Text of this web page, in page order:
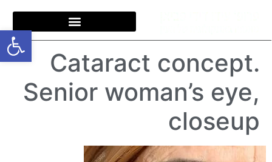
פתח
Cataract concept.
Senior woman’s eye,
closeup